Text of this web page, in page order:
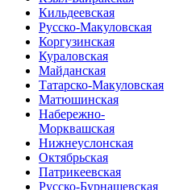
Кильдеевская
Русско-Макуловская
Коргузинская
Кураловская
Майданская
Татарско-Макуловская
Матюшинская
Набережно-
Морквашская
Нижнеуслонская
Октябрьская
Патрикеевская
Русско-Бурнашевская